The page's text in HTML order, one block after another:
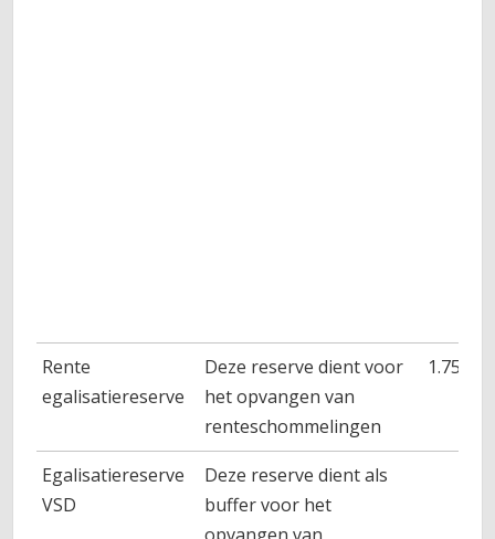
Rente
egalisatiereserve
Deze reserve dient voor
het opvangen van
renteschommelingen
1.750
Egalisatiereserve
VSD
Deze reserve dient als
buffer voor het